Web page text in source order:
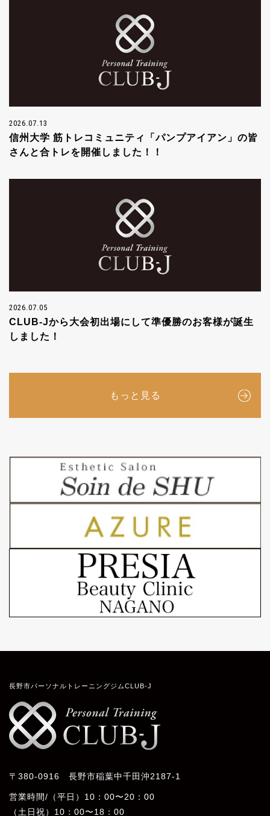
2026.07.13
信州大学 筋トレコミュニティ「パンプアイアン」の皆
さんと合トレを開催しました！！
2026.07.05
CLUB-Jから大会初出場にして準優勝のお客様が誕生
しました！
もっと見る
長野市パーソナルトレーニングジムCLUB-J
〒380-0916 長野市稲葉中千田沖2187-1
営業時間/（平日）10：00〜20：00
（土日祝）10：00〜18：00